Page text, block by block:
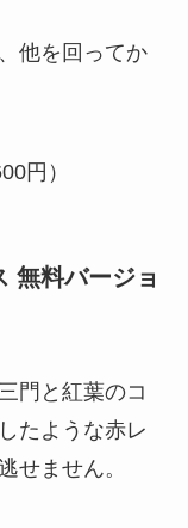
他を回ってか
円）
無料バージョ
門と紅葉のコ
たような赤レ
せません。